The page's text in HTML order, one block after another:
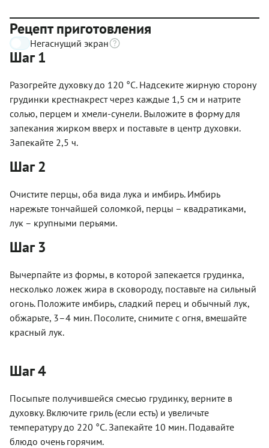
Рецепт приготовления
Негаснущий экран
Шаг 1
Разогрейте духовку до 120 °С. Надсеките жирную сторону
грудинки крестнакрест через каждые 1,5 см и натрите
солью, перцем и хмели-сунели. Выложите в форму для
запекания жирком вверх и поставьте в центр духовки.
Запекайте 2,5 ч.
Шаг 2
Очистите перцы, оба вида лука и имбирь. Имбирь
нарежьте тончайшей соломкой, перцы – квадратиками,
лук – крупными перьями.
Шаг 3
Вычерпайте из формы, в которой запекается грудинка,
несколько ложек жира в сковороду, поставьте на сильный
огонь. Положите имбирь, сладкий перец и обычный лук,
обжарьте, 3–4 мин. Посолите, снимите с огня, вмешайте
красный лук.
Шаг 4
Посыпьте получившейся смесью грудинку, верните в
духовку. Включите гриль (если есть) и увеличьте
температуру до 220 °С. Запекайте 10 мин. Подавайте
блюдо очень горячим.